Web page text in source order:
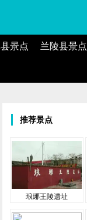
景点 兰陵县景点
推荐景点
琅琊王陵遗址